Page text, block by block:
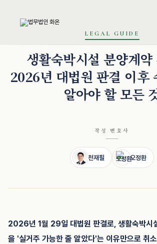
LEGAL GUIDE
생활숙박시설 분양계
2026년 대법원 판결 이후
알아야 할 모든
작성 변호사
천재필 오정환
2026년 1월 29일 대법원 판결로, 생활숙박시
을 '실거주 가능한 줄 알았다'는 이유만으로 취